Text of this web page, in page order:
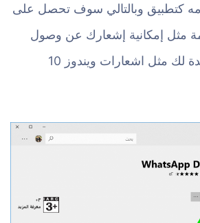
كتطبيق وبالتالي سوف تحصل على
مثل إمكانية إشعارك عن وصول
بعض الرسائل الجديدة لك مثل اشعارات ويندوز 10